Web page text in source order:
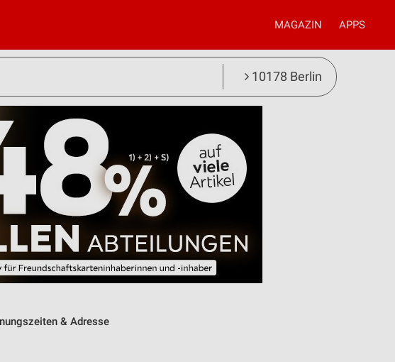
MAGAZIN APPS
10178 Berlin
& Adresse